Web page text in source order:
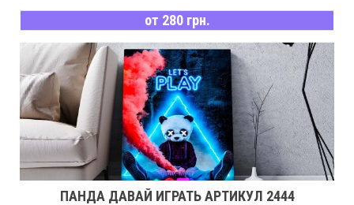
от 280 грн.
ПАНДА ДАВАЙ ИГРАТЬ АРТИКУЛ 2444